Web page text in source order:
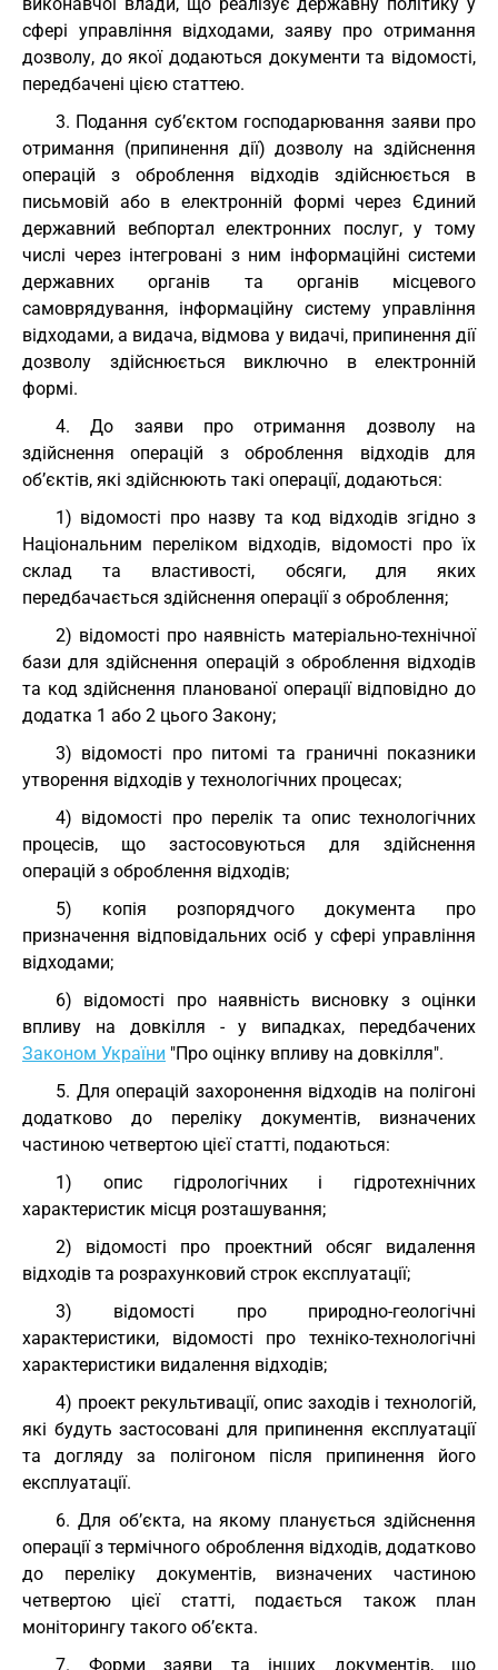
сфері управління відходами, заяву про отримання
дозволу, до якої додаються документи та відомості,
передбачені цією статтею.
3. Подання суб’єктом господарювання заяви про
отримання (припинення дії) дозволу на здійснення
операцій з оброблення відходів здійснюється в
письмовій або в електронній формі через Єдиний
державний вебпортал електронних послуг, у тому
числі через інтегровані з ним інформаційні системи
державних органів та органів місцевого
самоврядування, інформаційну систему управління
відходами, а видача, відмова у видачі, припинення дії
дозволу здійснюється виключно в електронній
формі.
4. До заяви про отримання дозволу на
здійснення операцій з оброблення відходів для
об’єктів, які здійснюють такі операції, додаються:
1) відомості про назву та код відходів згідно з
Національним переліком відходів, відомості про їх
склад та властивості, обсяги, для яких
передбачається здійснення операції з оброблення;
2) відомості про наявність матеріально-технічної
бази для здійснення операцій з оброблення відходів
та код здійснення планованої операції відповідно до
додатка 1 або 2 цього Закону;
3) відомості про питомі та граничні показники
утворення відходів у технологічних процесах;
4) відомості про перелік та опис технологічних
процесів, що застосовуються для здійснення
операцій з оброблення відходів;
5) копія розпорядчого документа про
призначення відповідальних осіб у сфері управління
відходами;
6) відомості про наявність висновку з оцінки
впливу на довкілля - у випадках, передбачених
Законом України "Про оцінку впливу на довкілля".
5. Для операцій захоронення відходів на полігоні
додатково до переліку документів, визначених
частиною четвертою цієї статті, подаються:
1) опис гідрологічних і гідротехнічних
характеристик місця розташування;
2) відомості про проектний обсяг видалення
відходів та розрахунковий строк експлуатації;
3) відомості про природно-геологічні
характеристики, відомості про техніко-технологічні
характеристики видалення відходів;
4) проект рекультивації, опис заходів і технологій,
які будуть застосовані для припинення експлуатації
та догляду за полігоном після припинення його
експлуатації.
6. Для об’єкта, на якому планується здійснення
операції з термічного оброблення відходів, додатково
до переліку документів, визначених частиною
четвертою цієї статті, подається також план
моніторингу такого об’єкта.
7. Форми заяви та інших документів, що